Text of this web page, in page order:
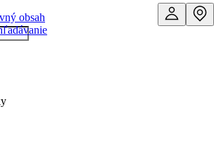
obsah